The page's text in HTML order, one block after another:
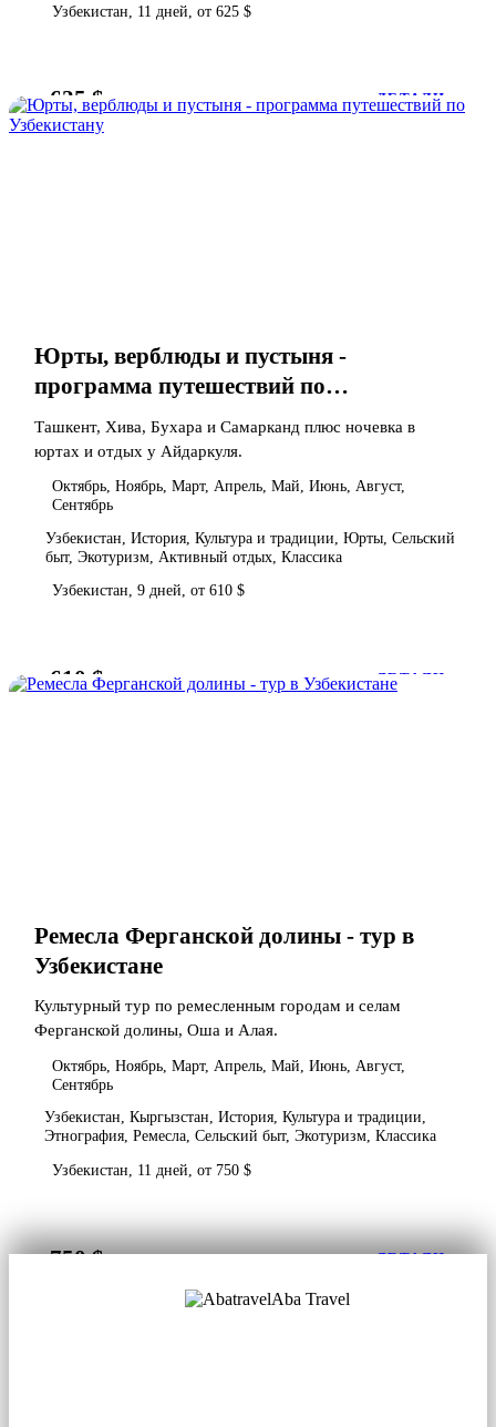
Узбекистан, 11 дней, от 625 $
от625 $ ДЕТАЛИ
Юрты, верблюды и пустыня -
программа путешествий по
Узбекистану
Ташкент, Хива, Бухара и Самарканд плюс ночевка в
юртах и отдых у Айдаркуля.
Октябрь, Ноябрь, Март, Апрель, Май, Июнь, Август,
Сентябрь
Узбекистан, История, Культура и традиции, Юрты, Сельский
быт, Экотуризм, Активный отдых, Классика
Узбекистан, 9 дней, от 610 $
от610 $ ДЕТАЛИ
Ремесла Ферганской долины - тур в
Узбекистане
Культурный тур по ремесленным городам и селам
Ферганской долины, Оша и Алая.
Октябрь, Ноябрь, Март, Апрель, Май, Июнь, Август,
Сентябрь
Узбекистан, Кыргызстан, История, Культура и традиции,
Этнография, Ремесла, Сельский быт, Экотуризм, Классика
Узбекистан, 11 дней, от 750 $
от750 $ ДЕТАЛИ
Aba Travel